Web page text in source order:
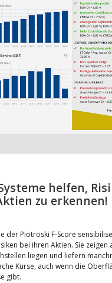
helfen,
zu erkennen!
der Piotroski F-Score
bei ihren Aktien. Sie zeigen
liegen und liefern
Kurse, auch wenn die
gibt.